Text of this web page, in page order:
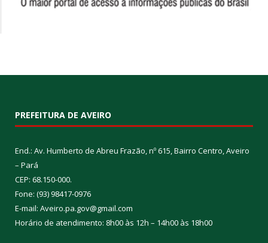
PREFEITURA DE AVEIRO
End.: Av. Humberto de Abreu Frazão, nº 615, Bairro Centro, Aveiro
– Pará
CEP: 68.150-000.
Fone: (93) 98417-0976
E-mail: Aveiro.pa.gov@gmail.com
Horário de atendimento: 8h00 às 12h – 14h00 às 18h00